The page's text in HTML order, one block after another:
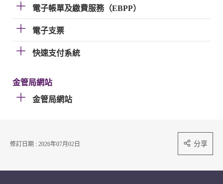
電子帳單及繳費服務（EBPP）
電子支票
快速支付系統
金管局網站
金管局網站
修訂日期 : 2026年07月02日 分享